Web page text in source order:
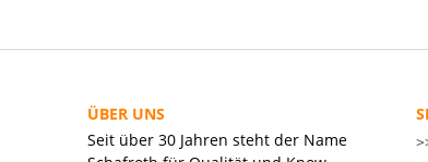
ÜBER UNS
Seit über 30 Jahren steht der Name